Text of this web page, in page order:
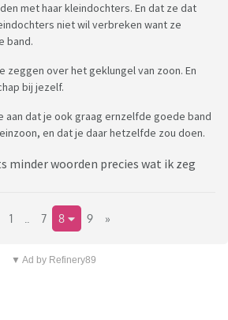
met haar kleindochters. En dat ze dat
niet wil verbreken want ze
band.
zeggen over het geklungel van zoon. En
bij jezelf.
aan dat je ook graag ernzelfde goede band
en dat je daar hetzelfde zou doen.
minder woorden precies wat ik zeg
1 7 8 9 »
▼ Ad by Refinery89